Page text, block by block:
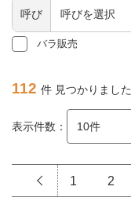
呼び
バラ販売
112 件 見つかりました
表示件数：
1 2